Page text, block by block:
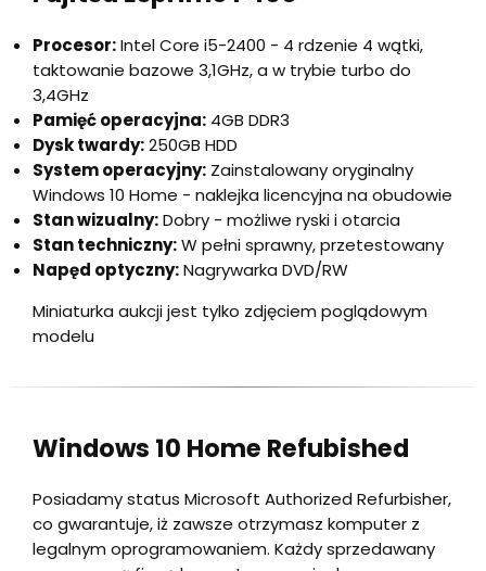
Procesor:Intel Core i5-2400 - 4 rdzenie 4 wątki,
taktowanie bazowe 3,1GHz, a w trybie turbo do
3,4GHz
Pamięć operacyjna: 4GB DDR3
Dysk twardy:250GB HDD
System operacyjny: Zainstalowany oryginalny
Windows 10 Home - naklejka licencyjna na obudowie
Stan wizualny:Dobry - możliwe ryski i otarcia
Stan techniczny:W pełni sprawny, przetestowany
Napęd optyczny:Nagrywarka DVD/RW
Miniaturka aukcji jest tylko zdjęciem poglądowym
modelu
Windows 10 Home Refubished
Posiadamy status Microsoft Authorized Refurbisher,
co gwarantuje, iż zawsze otrzymasz komputer z
legalnym oprogramowaniem. Każdy sprzedawany